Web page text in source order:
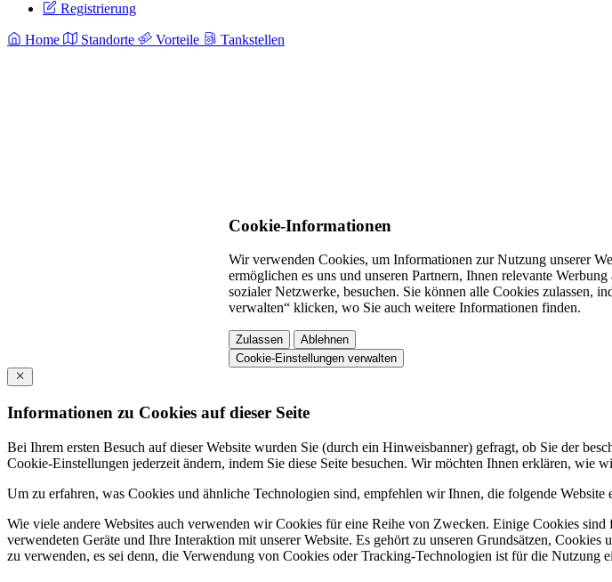
Registrierung
Home Standorte Vorteile Tankstellen
Cookie-Informationen
Wir verwenden Cookies, um Informationen zur Nutzung unserer
ermöglichen es uns und unseren Partnern, Ihnen relevante
sozialer Netzwerke, besuchen. Sie können alle Cookies zulassen,
verwalten“ klicken, wo Sie auch weitere Informationen finden.
Zulassen
Ablehnen
Cookie-Einstellungen verwalten
Informationen zu Cookies auf dieser Seite
Bei Ihrem ersten Besuch auf dieser Website wurden Sie (durch ein Hinweisbanner) gefragt, ob Sie der
Cookie-Einstellungen jederzeit ändern, indem Sie diese Seite besuchen. Wir möchten Ihnen erklären, wie
Um zu erfahren, was Cookies und ähnliche Technologien sind, empfehlen wir Ihnen, die folgende Website
Wie viele andere Websites auch verwenden wir Cookies für eine Reihe von Zwecken. Einige Cookies
verwendeten Geräte und Ihre Interaktion mit unserer Website. Es gehört zu unseren Grundsätzen,
zu verwenden, es sei denn, die Verwendung von Cookies oder Tracking-Technologien ist für die Nutzung